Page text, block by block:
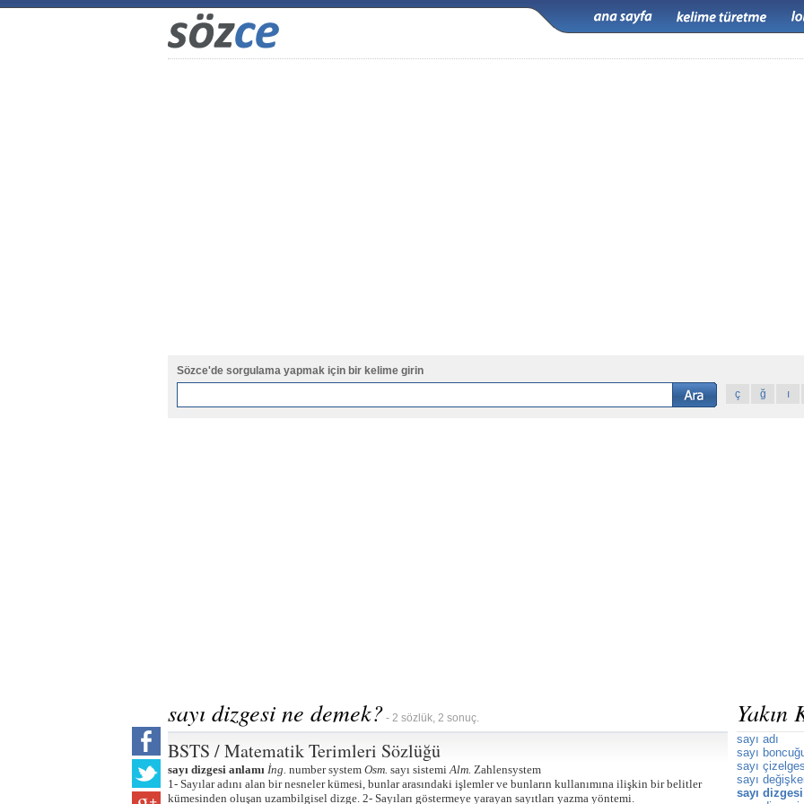
Sözce'de sorgulama yapmak için bir kelime girin
ç
ğ ı
sayı dizgesi ne demek? - 2 sözlük, 2 sonuç.
BSTS / Matematik Terimleri Sözlüğü
sayı dizgesi anlamı İng. number system Osm. sayı sistemiAlm. Zahlensystem
1- Sayılar adını alan bir nesneler kümesi, bunlar arasındaki işlemler ve bunların kullanımına ilişkin bir belitler
kümesinden oluşan uzambilgisel dizge. 2- Sayıları göstermeye yarayan sayıtları yazma yöntemi.
Yakın
sayı adı
sayı
sayı
sayı
sayı